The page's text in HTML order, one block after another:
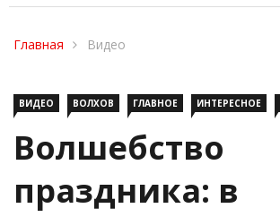
Главная Видео
ВИДЕО ВОЛХОВ ГЛАВНОЕ ИНТЕРЕСНОЕ
Волшебство
праздника: в